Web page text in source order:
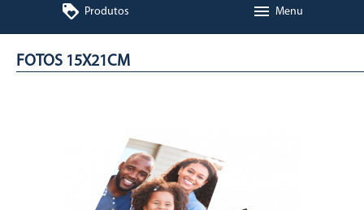
loyalty Produtos menu Menu
FOTOS 15X21CM